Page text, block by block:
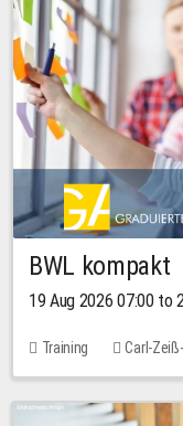
BWL kompakt
19 Aug 2026 07:00 to
Training Carl-